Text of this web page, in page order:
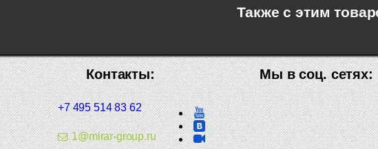
Также с этим
Мы в соц. сетях:
Контакты:
+7 495 514 83 62
1@mirar-group.ru